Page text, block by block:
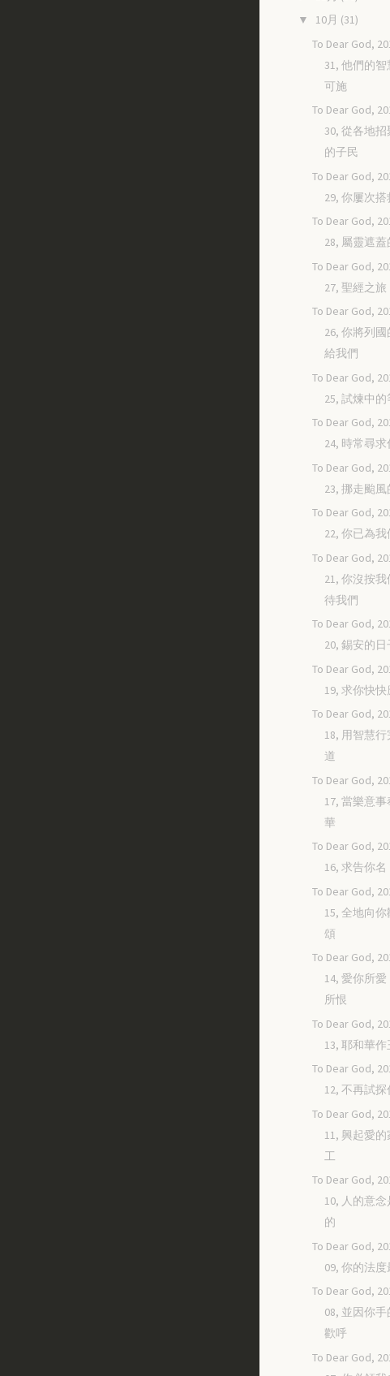
▼ 10月 (31)
To Dear God,
31, 他們的
可施
To Dear God,
30, 從各地
的子民
To Dear God,
29, 你屢次
To Dear God,
28, 屬靈遮
To Dear God,
27, 聖經之旅
To Dear God,
26, 你將列
給我們
To Dear God,
25, 試煉中
To Dear God,
24, 時常尋
To Dear God,
23, 挪走颱風
To Dear God,
22, 你已為
To Dear God,
21, 你沒按
待我們
To Dear God,
20, 錫安的日
To Dear God,
19, 求你快
To Dear God,
18, 用智慧
道
To Dear God,
17, 當樂意
華
To Dear God,
16, 求告你名
To Dear God,
15, 全地向
頌
To Dear God,
14, 愛你所
所恨
To Dear God,
13, 耶和華作
To Dear God,
12, 不再試探
To Dear God,
11, 興起愛
工
To Dear God,
10, 人的意
的
To Dear God,
09, 你的法
To Dear God,
08, 並因你
歡呼
To Dear God,